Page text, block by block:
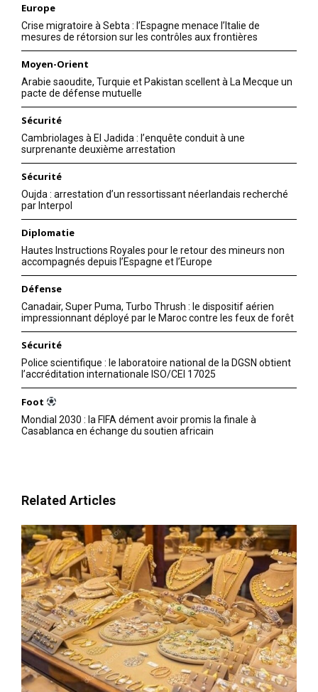
Europe
Crise migratoire à Sebta : l’Espagne menace l’Italie de
mesures de rétorsion sur les contrôles aux frontières
Moyen-Orient
Arabie saoudite, Turquie et Pakistan scellent à La Mecque un
pacte de défense mutuelle
Sécurité
Cambriolages à El Jadida : l’enquête conduit à une
surprenante deuxième arrestation
Sécurité
Oujda : arrestation d’un ressortissant néerlandais recherché
par Interpol
Diplomatie
Hautes Instructions Royales pour le retour des mineurs non
accompagnés depuis l’Espagne et l’Europe
Défense
Canadair, Super Puma, Turbo Thrush : le dispositif aérien
impressionnant déployé par le Maroc contre les feux de forêt
Sécurité
Police scientifique : le laboratoire national de la DGSN obtient
l’accréditation internationale ISO/CEI 17025
Foot
Mondial 2030 : la FIFA dément avoir promis la finale à
Casablanca en échange du soutien africain
Related Articles